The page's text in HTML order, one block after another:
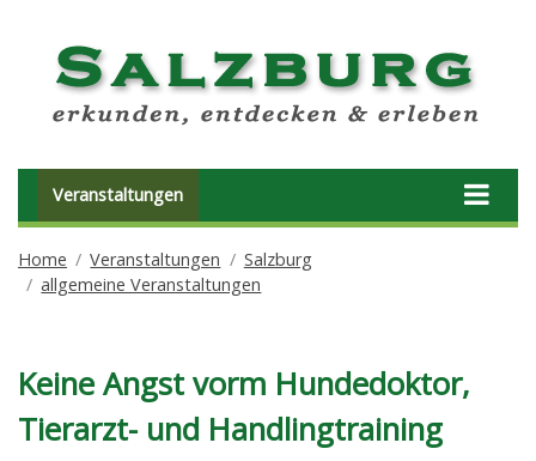
Veranstaltungen
Home Veranstaltungen
Salzburg
allgemeine Veranstaltungen
Keine Angst vorm Hundedoktor,
Tierarzt- und Handlingtraining